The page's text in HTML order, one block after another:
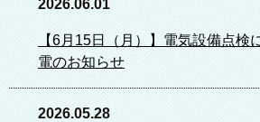
2026.06.01
【6月15日（月）】電気設備点検
電のお知らせ
2026.05.28